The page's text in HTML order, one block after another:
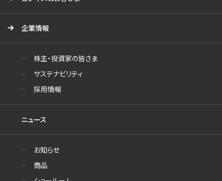
企業情報
株主・投資家の皆さま
サステナビリティ
採用情報
ニュース
お知らせ
商品